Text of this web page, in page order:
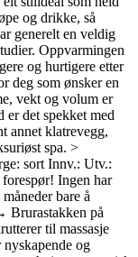
og drikke, så
generelt en veldig
Oppvarmingen
og hurtigere etter
deg som ønsker en
vekt og volum er
det spekket med
annet klatrevegg,
spa. >
sort Innv.: Utv.:
Ingen har
bare å
Brurastakken på
til massasje
og